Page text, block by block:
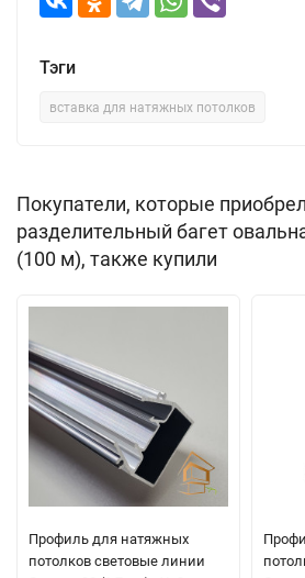
Тэги
вставка для натяжных потолков
Покупатели, которые
разделительный багет
(100 м), также купили
Профиль для натяжных
потолков световые линии